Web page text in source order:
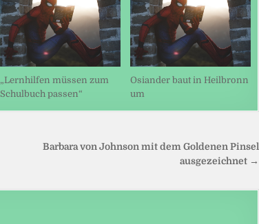
„Lernhilfen müssen zum
Schulbuch passen“
Osiander baut in Heilbronn
um
Barbara von Johnson mit dem Goldenen Pinsel
ausgezeichnet →